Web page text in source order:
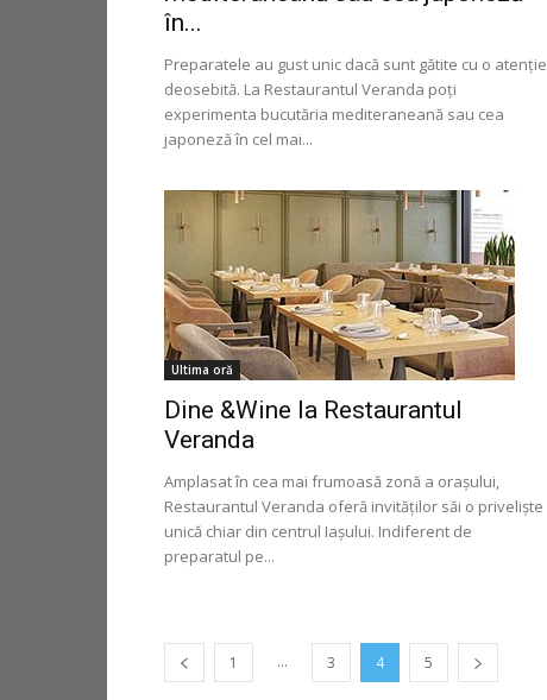
în...
Preparatele au gust unic dacă sunt gătite cu o atenție
deosebită. La Restaurantul Veranda poți
experimenta bucutăria mediteraneană sau cea
japoneză în cel mai...
Ultima oră
Dine &Wine la Restaurantul
Veranda
Amplasat în cea mai frumoasă zonă a orașului,
Restaurantul Veranda oferă invităților săi o priveliște
unică chiar din centrul Iașului. Indiferent de
preparatul pe...
1 ... 3 4 5